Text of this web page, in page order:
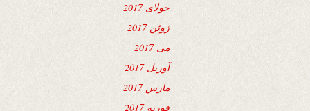
جولای 2017
ژوئن 2017
می 2017
آوریل 2017
مارس 2017
فوریه 2017